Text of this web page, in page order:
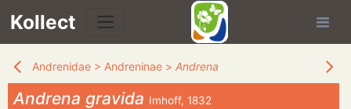
Kollect
Andrenidae > Andreninae > Andrena
Andrena gravida Imhoff, 1832